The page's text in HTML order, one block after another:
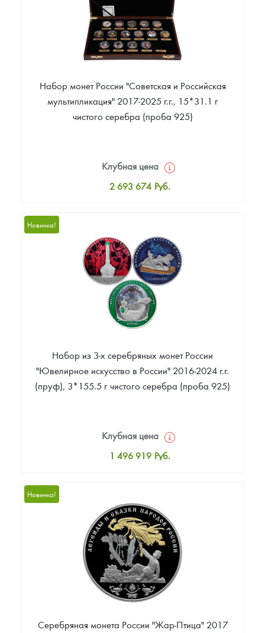
Набор монет России "Советская и Российская
мультипликация" 2017-2025 г.г., 15*31.1 г
чистого серебра (проба 925)
Клубная цена
2 693 674 Руб.
Цена выкупа
Звоните
Новинка!
Набор из 3-х серебряных монет России
"Ювелирное искусство в России" 2016-2024 г.г.
(пруф), 3*155.5 г чистого серебра (проба 925)
Клубная цена
1 496 919 Руб.
Цена выкупа
Звоните
Новинка!
Серебряная монета России "Жар-Птица" 2017